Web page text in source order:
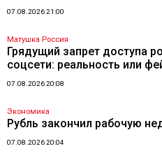
07.08.2026 21:00
Матушка Россия
Грядущий запрет доступа
соцсети: реальность или
07.08.2026 20:08
Экономика
Рубль закончил рабочую
07.08.2026 20:04